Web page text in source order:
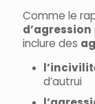
Comme le
d’agression
inclure des
d’autrui